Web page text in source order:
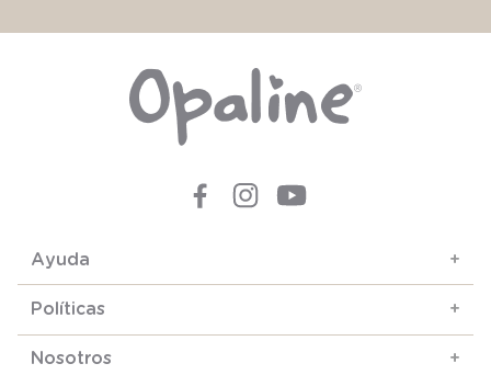
Ayuda +
Políticas +
Nosotros +